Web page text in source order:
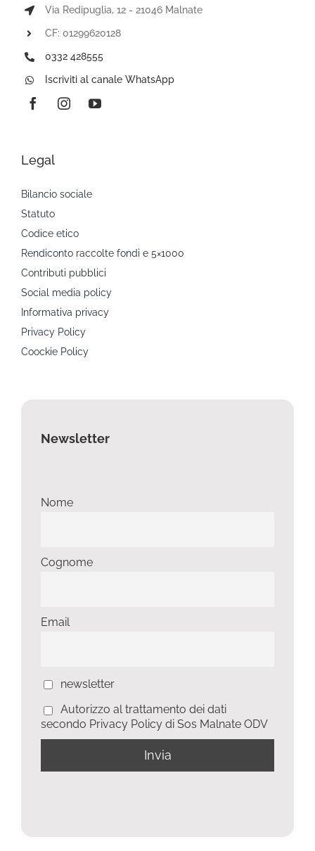
Via Redipuglia, 12 - 21046 Malnate
CF: 01299620128
0332 428555
Iscriviti al canale WhatsApp
Legal
Bilancio sociale
Statuto
Codice etico
Rendiconto raccolte fondi e 5×1000
Contributi pubblici
Social media policy
Informativa privacy
Privacy Policy
Coockie Policy
Newsletter
Nome
Cognome
Email
newsletter
Autorizzo al trattamento dei dati
secondo Privacy Policy di Sos Malnate ODV